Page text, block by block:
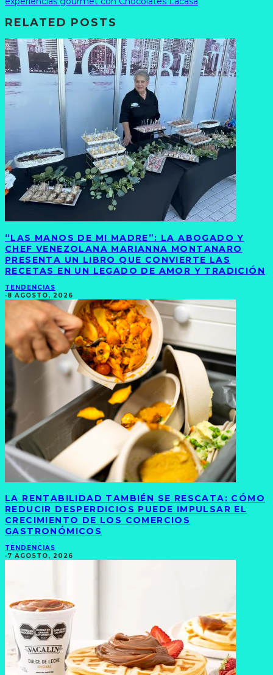
RELATED POSTS
“LAS MANOS DE MI MADRE”: LA ABOGADO Y
CHEF VENEZOLANA MARIANNA MONTANARO
PRESENTA UN LIBRO QUE CONVIERTE LAS
RECETAS EN UN LEGADO DE AMOR Y TRADICIÓN
TENDENCIAS
·8 AGOSTO, 2026
LA RENTABILIDAD TAMBIÉN SE RESCATA: CÓMO
REDUCIR DESPERDICIOS PUEDE IMPULSAR EL
CRECIMIENTO DE LOS COMERCIOS
GASTRONÓMICOS
TENDENCIAS
·7 AGOSTO, 2026